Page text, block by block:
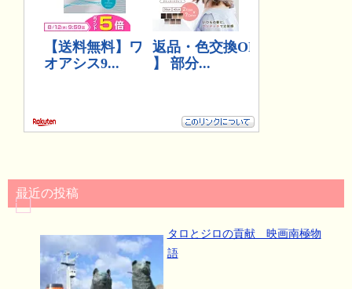
最近の投稿
タロとジロの貢献 映画南極物
語